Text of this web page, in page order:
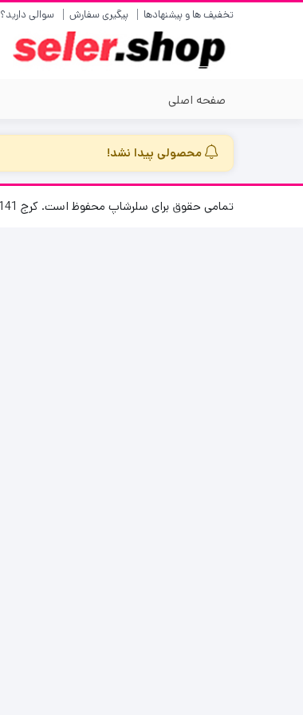
تخفیف ها و پیشنهادها پیگیری سفارش سوالی دارید؟
صفحه اصلی
محصولی پیدا نشد!
تمامی حقوق برای سلرشاپ محفوظ است. کرج 02634806141 پاسخگویی 8 الی 16